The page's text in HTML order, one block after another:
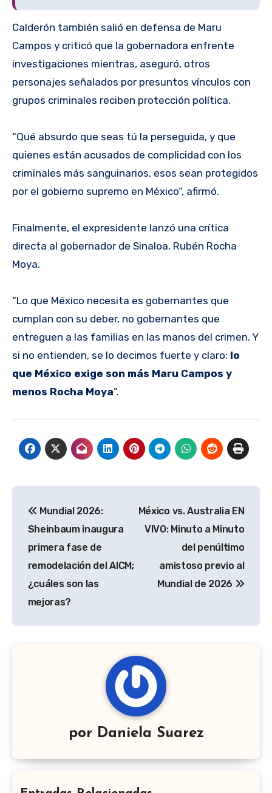
Calderón también salió en defensa de Maru
Campos y criticó que la gobernadora enfrente
investigaciones mientras, aseguró, otros
personajes señalados por presuntos vínculos con
grupos criminales reciben protección política.
“Qué absurdo que seas tú la perseguida, y que
quienes están acusados de complicidad con los
criminales más sanguinarios, esos sean protegidos
por el gobierno supremo en México”, afirmó.
Finalmente, el expresidente lanzó una crítica
directa al gobernador de Sinaloa, Rubén Rocha
Moya.
“Lo que México necesita es gobernantes que
cumplan con su deber, no gobernantes que
entreguen a las familias en las manos del crimen. Y
si no entienden, se lo decimos fuerte y claro: lo
que México exige son más Maru Campos y
menos Rocha Moya”.
de
entradas
Mundial 2026:
Sheinbaum inaugura
primera fase de
remodelación del AICM;
¿cuáles son las
mejoras?
México vs. Australia EN
VIVO: Minuto a Minuto
del penúltimo
amistoso previo al
Mundial de 2026
por Daniela Suarez